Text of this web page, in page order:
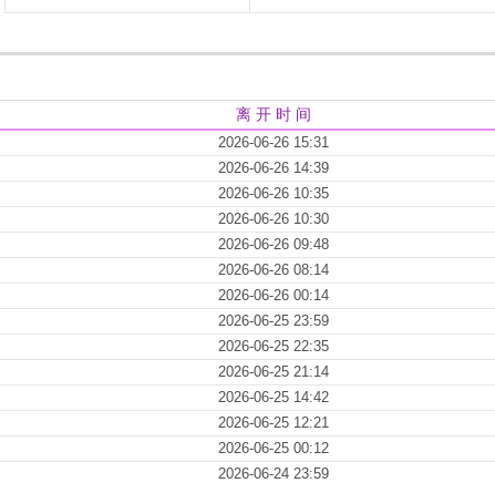
离 开 时 间
2026-06-26 15:31
2026-06-26 14:39
2026-06-26 10:35
2026-06-26 10:30
2026-06-26 09:48
2026-06-26 08:14
2026-06-26 00:14
2026-06-25 23:59
2026-06-25 22:35
2026-06-25 21:14
2026-06-25 14:42
2026-06-25 12:21
2026-06-25 00:12
2026-06-24 23:59